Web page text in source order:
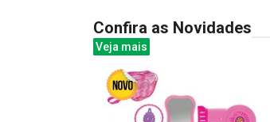
Confira as Novidades
Veja mais